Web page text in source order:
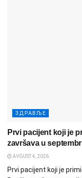
ЗДРАВЉЕ
Prvi pacijent koji je
završava u
AVGUST 4, 2026
Prvi pacijent koji je